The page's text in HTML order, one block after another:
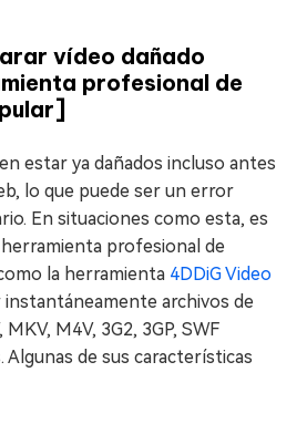
vídeo dañado
profesional de
estar ya dañados incluso antes
lo que puede ser un error
En situaciones como esta, es
profesional de
la herramienta 4DDiG Video
instantáneamente archivos de
M4V, 3G2, 3GP, SWF
de sus características